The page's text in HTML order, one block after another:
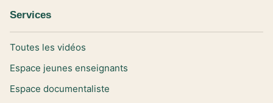
Services
Toutes les vidéos
Espace jeunes enseignants
Espace documentaliste